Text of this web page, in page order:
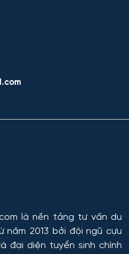
là nền tảng tư vấn du
2013 bởi đội ngũ cựu
đại diện tuyển sinh chính